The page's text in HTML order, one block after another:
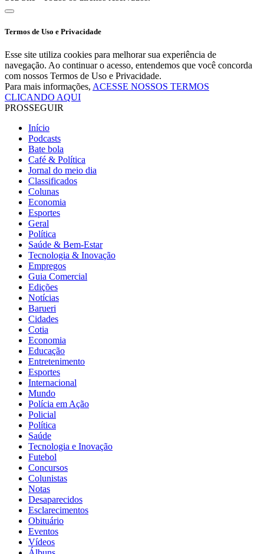
Termos de Uso e Privacidade
Esse site utiliza cookies para melhorar sua experiência de
navegação. Ao continuar o acesso, entendemos que você concorda
com nossos Termos de Uso e Privacidade.
Para mais informações, ACESSE NOSSOS TERMOS
CLICANDO AQUI
PROSSEGUIR
Início
Podcasts
Bate bola
Café & Política
Jornal do meio dia
Classificados
Colunas
Economia
Esportes
Geral
Política
Saúde & Bem-Estar
Tecnologia & Inovação
Empregos
Guia Comercial
Edições
Notícias
Barueri
Cidades
Cotia
Economia
Educação
Entretenimento
Esportes
Internacional
Mundo
Polícia em Ação
Policial
Política
Saúde
Tecnologia e Inovação
Futebol
Concursos
Colunistas
Notas
Desaparecidos
Esclarecimentos
Obituário
Eventos
Vídeos